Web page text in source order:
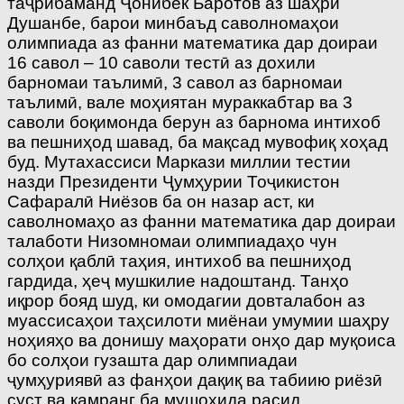
Душанбе, барои минбаъд саволномаҳои
олимпиада аз фанни математика дар доираи
16 савол – 10 саволи тестӣ аз дохили
барномаи таълимӣ, 3 савол аз барномаи
таълимӣ, вале моҳиятан мураккабтар ва 3
саволи боқимонда берун аз барнома интихоб
ва пешниҳод шавад, ба мақсад мувофиқ хоҳад
буд. Мутахассиси Маркази миллии тестии
назди Президенти Ҷумҳурии Тоҷикистон
Сафаралӣ Ниёзов ба он назар аст, ки
саволномаҳо аз фанни математика дар доираи
талаботи Низомномаи олимпиадаҳо чун
солҳои қаблӣ таҳия, интихоб ва пешниҳод
гардида, ҳеҷ мушкилие надоштанд. Танҳо
иқрор бояд шуд, ки омодагии довталабон аз
муассисаҳои таҳсилоти миёнаи умумии шаҳру
ноҳияҳо ва донишу маҳорати онҳо дар муқоиса
бо солҳои гузашта дар олимпиадаи
ҷумҳуриявӣ аз фанҳои дақиқ ва табиию риёзӣ
суст ва камранг ба мушоҳида расид.